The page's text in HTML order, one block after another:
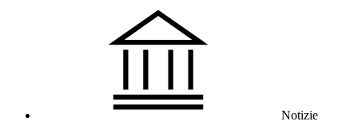
Notizie